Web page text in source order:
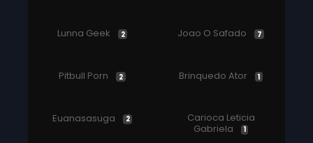
Lunna Geek 2 Joao O Safado 7
Pitbull Porn 2 Brinquedo Ator 1
Euanasasuga 2
Carioca Leticia
Gabriela
1